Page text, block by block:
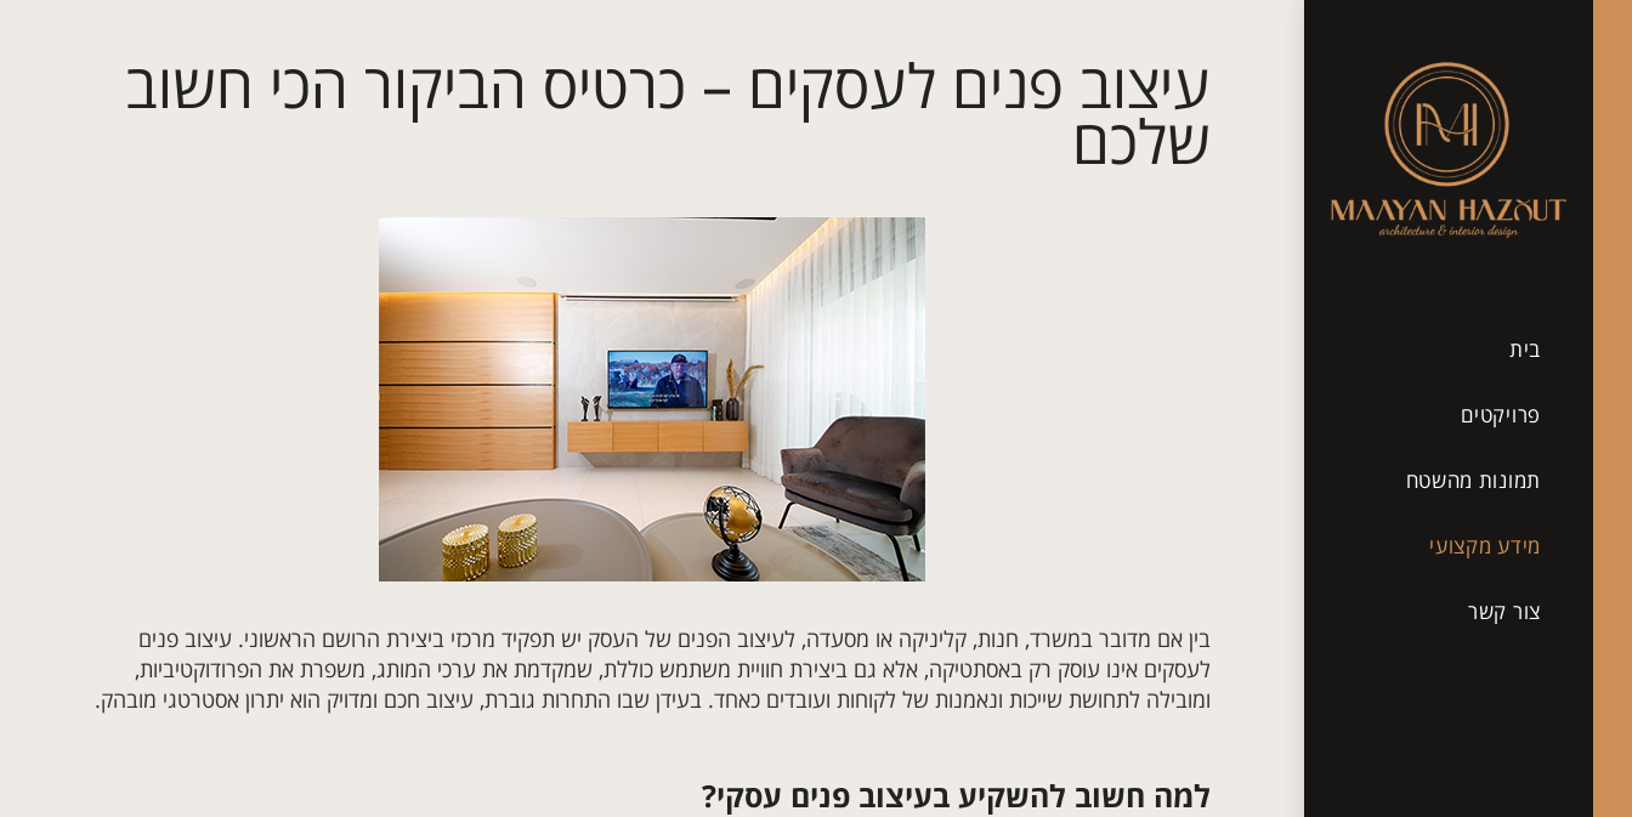
בית
פרויקטים
תמונות מהשטח
מידע מקצועי
צור קשר
עיצוב פנים לעסקים – כרטיס הביקור הכי חשוב
שלכם
בין אם מדובר במשרד, חנות, קליניקה או מסעדה, לעיצוב הפנים של העסק יש תפקיד מרכזי ביצירת הרושם הראשוני. עיצוב פנים
לעסקים אינו עוסק רק באסתטיקה, אלא גם ביצירת חוויית משתמש כוללת, שמקדמת את ערכי המותג, משפרת את הפרודוקטיביות,
ומובילה לתחושת שייכות ונאמנות של לקוחות ועובדים כאחד. בעידן שבו התחרות גוברת, עיצוב חכם ומדויק הוא יתרון אסטרטגי מובהק.
למה חשוב להשקיע בעיצוב פנים עסקי?